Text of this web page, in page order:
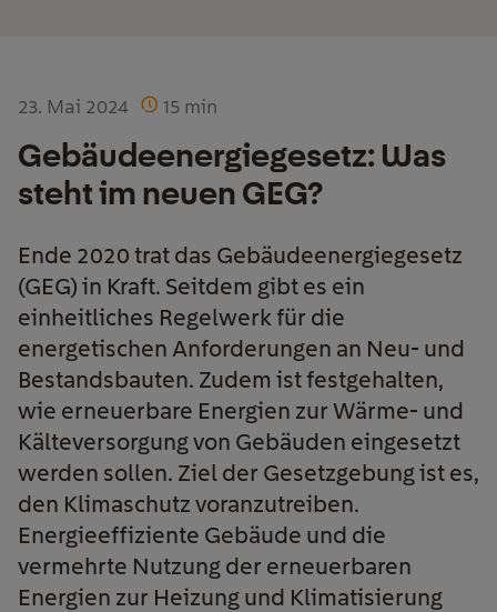
23. Mai 2024 15 min
Gebäudeenergiegesetz: Was
steht im neuen GEG?
Ende 2020 trat das Gebäudeenergiegesetz
(GEG) in Kraft. Seitdem gibt es ein
einheitliches Regelwerk für die
energetischen Anforderungen an Neu- und
Bestandsbauten. Zudem ist festgehalten,
wie erneuerbare Energien zur Wärme- und
Kälteversorgung von Gebäuden eingesetzt
werden sollen. Ziel der Gesetzgebung ist es,
den Klimaschutz voranzutreiben.
Energieeffiziente Gebäude und die
vermehrte Nutzung der erneuerbaren
Energien zur Heizung und Klimatisierung